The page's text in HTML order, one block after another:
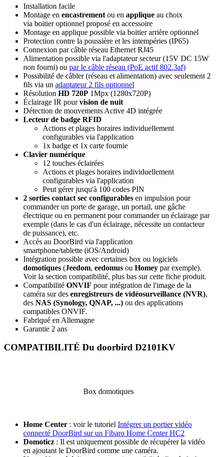
Installation facile
Montage en encastrement ou en applique au choix
via boitier optionnel proposé en accessoire
Montage en applique possible via boitier arrière optionnel
Protection contre la poussière et les intempéries (IP65)
Connexion par câble réseau Ethernet RJ45
Alimentation possible via l'adaptateur secteur (15V DC 15W
non fourni) ou par le câble réseau (PoE actif 802.3af)
Possibilité de câbler (réseau et alimentation) avec seulement 2
fils via un adaptateur 2 fils optionnel
Résolution HD 720P 1Mpx (1280x720P)
Éclairage IR pourvision de nuit
Détection de mouvements Active 4D intégrée
Lecteur de badge RFID
Actions et plages horaires individuellement
configurables via l'application
1x badge et 1x carte fournie
Clavier numérique
12 touches éclairées
Actions et plages horaires individuellement
configurables via l'application
Peut gérer jusqu'à 100 codes PIN
2 sorties contact sec configurables en impulsion pour
commander un porte de garage, un portail, une gâche
électrique ou en permanent pour commander un éclairage par
exemple (dans le cas d'un éclairage, nécessite un contacteur
de puissance), etc.
Accès au DoorBird via l'application
smartphone/tablette (iOS/Android)
Intégration possible avec certaines box ou logiciels
domotiques (Jeedom, eedomus ou Homey par exemple).
Voir la section compatibilité, plus bas sur cette fiche produit.
Compatibilité ONVIF pour intégration de l'image de la
caméra sur des enregistreurs de vidéosurveillance (NVR),
des NAS (Synology, QNAP, ...) ou des applications
compatibles ONVIF.
Fabriqué en Allemagne
Garantie 2 ans
COMPATIBILITÉ Du doorbird D2101KV
Box domotiques
Home Center : voir le tutoriel Intégrer un portier vidéo
connecté DoorBird sur un Fibaro Home Center HC2
Domoticz : Il est uniquement possible de récupérer la vidéo
en ajoutant le DoorBird comme une caméra.